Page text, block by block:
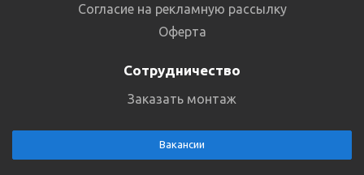
Согласие на рекламную рассылку
Оферта
Сотрудничество
Заказать монтаж
Вакансии